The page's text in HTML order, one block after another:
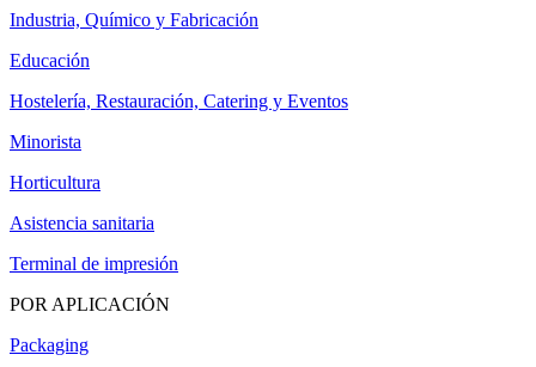
Industria, Químico y Fabricación
Educación
Hostelería, Restauración, Catering y Eventos
Minorista
Horticultura
Asistencia sanitaria
Terminal de impresión
POR APLICACIÓN
Packaging